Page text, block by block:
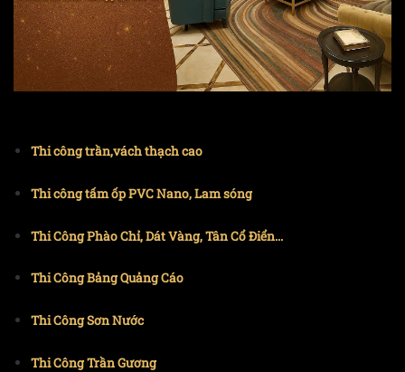
Thi công trần,vách thạch cao
Thi công tấm ốp PVC Nano, Lam sóng
Thi Công Phào Chỉ, Dát Vàng, Tân Cổ Điển...
Thi Công Bảng Quảng Cáo
Thi Công Sơn Nước
Thi Công Trần Gương